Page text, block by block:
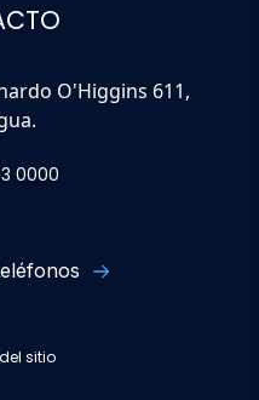
O'Higgins 611,
0000
sitio